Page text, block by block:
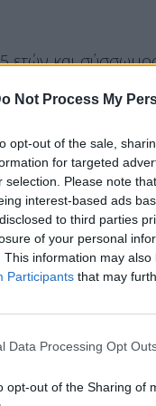
Not Process My
opt-out of the sale,
for targeted
selection. Please note
interest-based ads
to third parties
of your personal
This information may
Participants that may
Data Processing Opt
opt-out of the Sharing of
ετών και
που άφησε
σε θέσεις
Σουφλιά
Μητσοτάκης.
το δικό του
σε κρίσιμα